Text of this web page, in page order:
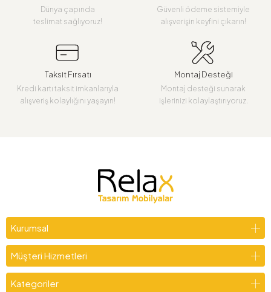
Dünya çapında
teslimat sağlıyoruz!
Güvenli ödeme sistemiyle
alışverişin keyfini çıkarın!
Taksit Fırsatı
Kredi kartı taksit imkanlarıyla
alışveriş kolaylığını yaşayın!
Montaj Desteği
Montaj desteği sunarak
işlerinizi kolaylaştırıyoruz.
Kurumsal
Müşteri Hizmetleri
Kategoriler